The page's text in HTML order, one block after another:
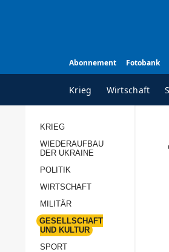
Abonnement Fotobank
Krieg Wirtschaft
ALLE RUBRIKEN
Wiederaufbau
Politik
KRIEG
WIEDERAUFBAU
DER UKRAINE
POLITIK
WIRTSCHAFT
MILITÄR
GESELLSCHAFT
UND KULTUR
SPORT